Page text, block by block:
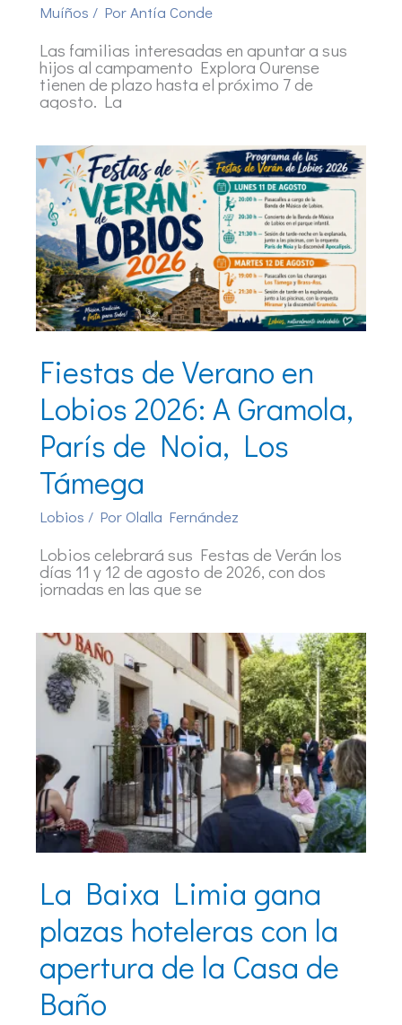
Muíños / PorAntía Conde
Las familias interesadas en apuntar a sus
hijos al campamento Explora Ourense
tienen de plazo hasta el próximo 7 de
agosto. La
Fiestas de Verano en
Lobios 2026: A Gramola,
París de Noia, Los
Támega
Lobios / PorOlalla Fernández
Lobios celebrará sus Festas de Verán los
días 11 y 12 de agosto de 2026, con dos
jornadas en las que se
La Baixa Limia gana
plazas hoteleras con la
apertura de la Casa de
Baño